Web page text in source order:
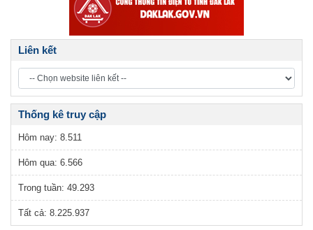
Liên kết
Thống kê truy cập
Hôm nay: 8.511
Hôm qua: 6.566
Trong tuần: 49.293
Tất cả: 8.225.937